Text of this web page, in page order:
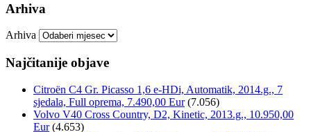
Arhiva
Arhiva
Najčitanije objave
Citroën C4 Gr. Picasso 1,6 e-HDi, Automatik, 2014.g., 7
sjedala, Full oprema, 7.490,00 Eur (7.056)
Volvo V40 Cross Country, D2, Kinetic, 2013.g., 10.950,00
Eur (4.653)